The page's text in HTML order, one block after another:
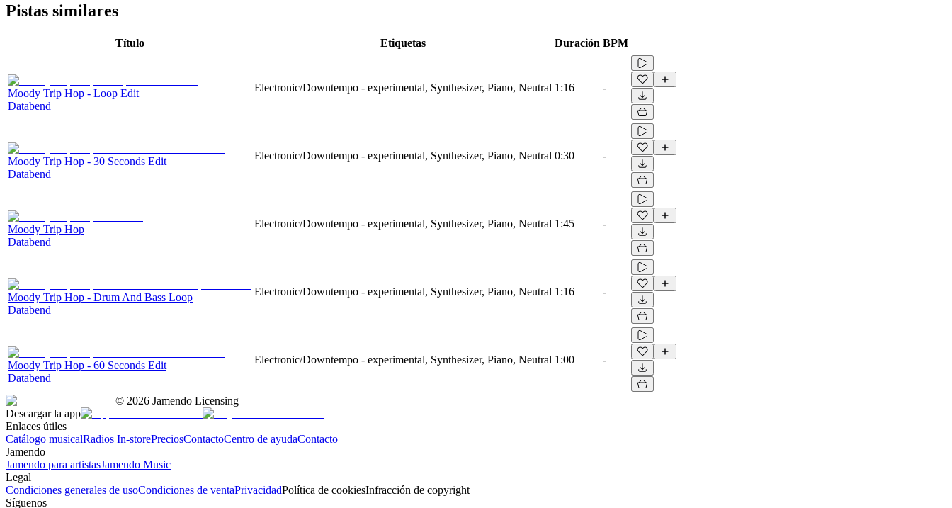
Pistas similares
Título Etiquetas Duración BPM
Moody Trip Hop - Loop Edit
Databend
Electronic/Downtempo - experimental, Synthesizer, Piano, Neutral 1:16 -
Moody Trip Hop - 30 Seconds Edit
Databend
Electronic/Downtempo - experimental, Synthesizer, Piano, Neutral 0:30 -
Moody Trip Hop
Databend
Electronic/Downtempo - experimental, Synthesizer, Piano, Neutral 1:45 -
Moody Trip Hop - Drum And Bass Loop
Databend
Electronic/Downtempo - experimental, Synthesizer, Piano, Neutral 1:16 -
Moody Trip Hop - 60 Seconds Edit
Databend
Electronic/Downtempo - experimental, Synthesizer, Piano, Neutral 1:00 -
© 2026 Jamendo Licensing
Descargar la app
Enlaces útiles
Catálogo musicalRadios In-storePreciosContactoCentro de ayudaContacto
Jamendo
Jamendo para artistasJamendo Music
Legal
Condiciones generales de usoCondiciones de ventaPrivacidadPolítica de cookiesInfracción de copyright
Síguenos